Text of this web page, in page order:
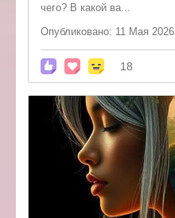
чего? В какой ва...
Опубликовано: 11 Мая 2026
18